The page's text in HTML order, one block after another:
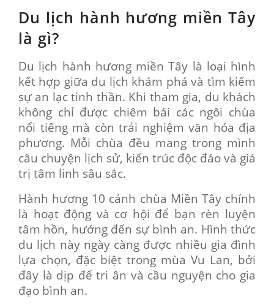
Du lịch hành hương miền Tây
là gì?
Du lịch hành hương miền Tây là loại hình
kết hợp giữa du lịch khám phá và tìm kiếm
sự an lạc tinh thần. Khi tham gia, du khách
không chỉ được chiêm bái các ngôi chùa
nổi tiếng mà còn trải nghiệm văn hóa địa
phương. Mỗi chùa đều mang trong mình
câu chuyện lịch sử, kiến trúc độc đáo và giá
trị tâm linh sâu sắc.
Hành hương 10 cảnh chùa Miền Tây chính
là hoạt động và cơ hội để bạn rèn luyện
tâm hồn, hướng đến sự bình an. Hình thức
du lịch này ngày càng được nhiều gia đình
lựa chọn, đặc biệt trong mùa Vu Lan, bởi
đây là dịp để tri ân và cầu nguyện cho gia
đạo bình an.